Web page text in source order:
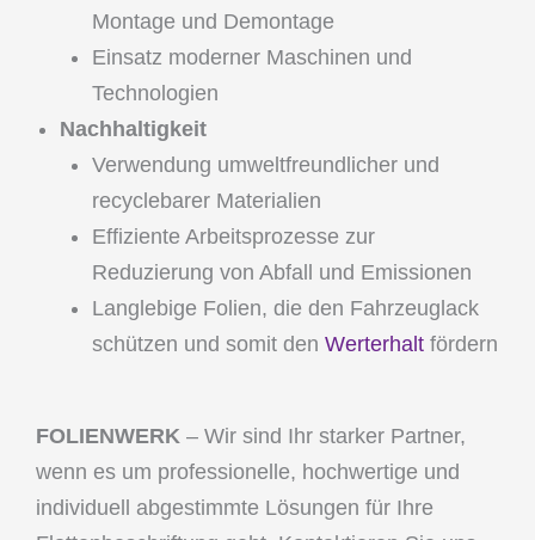
Montage und Demontage
Einsatz moderner Maschinen und
Technologien
Nachhaltigkeit
Verwendung umweltfreundlicher und
recyclebarer Materialien
Effiziente Arbeitsprozesse zur
Reduzierung von Abfall und Emissionen
Langlebige Folien, die den Fahrzeuglack
schützen und somit den Werterhalt fördern
FOLIENWERK – Wir sind Ihr starker Partner,
wenn es um professionelle, hochwertige und
individuell abgestimmte Lösungen für Ihre